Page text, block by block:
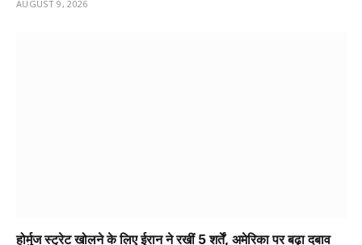
AUGUST 9, 2026
होर्मुज स्ट्रेट खोलने के लिए ईरान ने रखीं 5 शर्तें, अमेरिका पर बढ़ा दबाव